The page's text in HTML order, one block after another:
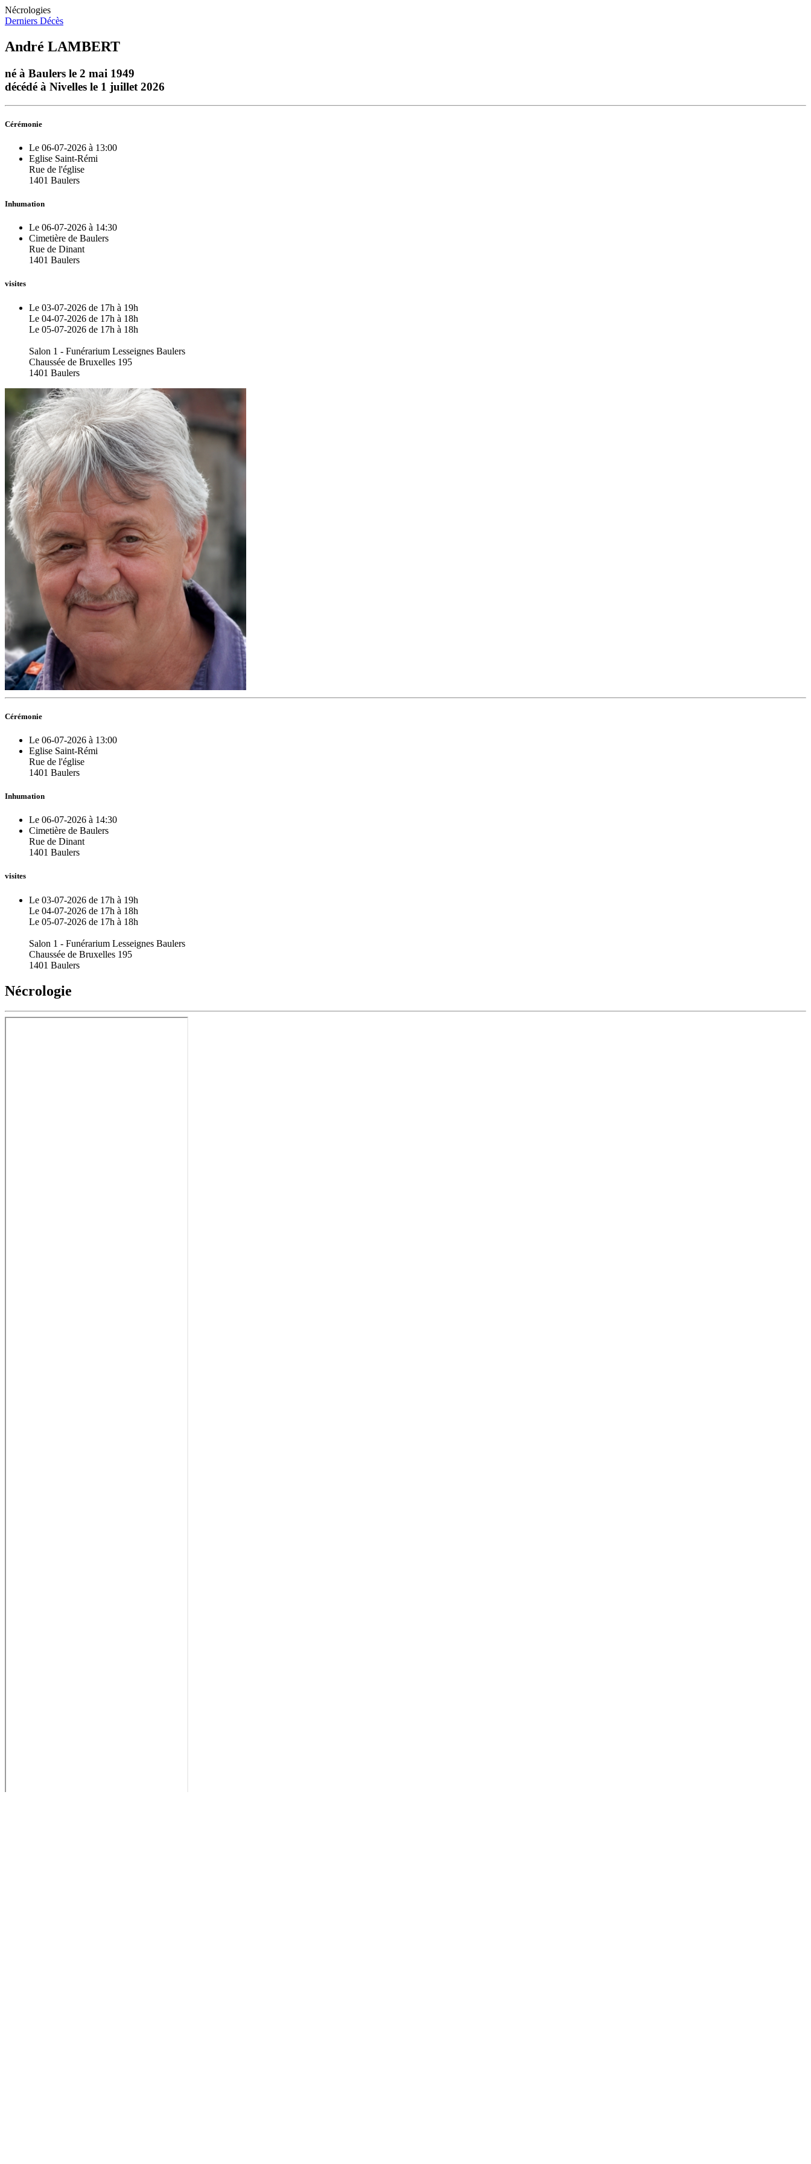
Nécrologies
Derniers Décès
André LAMBERT
né à Baulers le 2 mai 1949
décédé à Nivelles le 1 juillet 2026
Cérémonie
Le 06-07-2026 à 13:00
Eglise Saint-Rémi
Rue de l'église
1401 Baulers
Inhumation
Le 06-07-2026 à 14:30
Cimetière de Baulers
Rue de Dinant
1401 Baulers
visites
Le 03-07-2026 de 17h à 19h
Le 04-07-2026 de 17h à 18h
Le 05-07-2026 de 17h à 18h
Salon 1 - Funérarium Lesseignes Baulers
Chaussée de Bruxelles 195
1401 Baulers
Cérémonie
Le 06-07-2026 à 13:00
Eglise Saint-Rémi
Rue de l'église
1401 Baulers
Inhumation
Le 06-07-2026 à 14:30
Cimetière de Baulers
Rue de Dinant
1401 Baulers
visites
Le 03-07-2026 de 17h à 19h
Le 04-07-2026 de 17h à 18h
Le 05-07-2026 de 17h à 18h
Salon 1 - Funérarium Lesseignes Baulers
Chaussée de Bruxelles 195
1401 Baulers
Nécrologie